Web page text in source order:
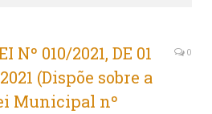
Nº 010/2021, DE 01
(Dispõe sobre a
Municipal nº
0